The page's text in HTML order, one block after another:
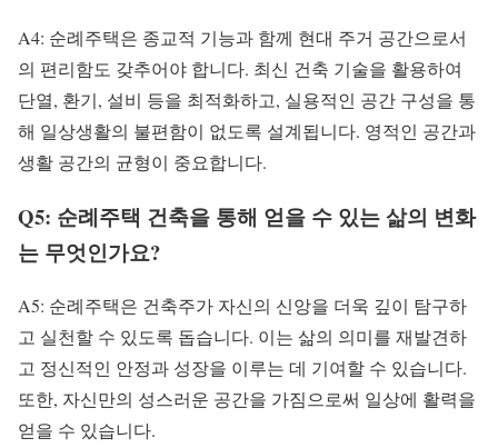
A4: 순례주택은 종교적 기능과 함께 현대 주거 공간으로서
의 편리함도 갖추어야 합니다. 최신 건축 기술을 활용하여
단열, 환기, 설비 등을 최적화하고, 실용적인 공간 구성을 통
해 일상생활의 불편함이 없도록 설계됩니다. 영적인 공간과
생활 공간의 균형이 중요합니다.
Q5: 순례주택 건축을 통해 얻을 수 있는 삶의 변화
는 무엇인가요?
A5: 순례주택은 건축주가 자신의 신앙을 더욱 깊이 탐구하
고 실천할 수 있도록 돕습니다. 이는 삶의 의미를 재발견하
고 정신적인 안정과 성장을 이루는 데 기여할 수 있습니다.
또한, 자신만의 성스러운 공간을 가짐으로써 일상에 활력을
얻을 수 있습니다.